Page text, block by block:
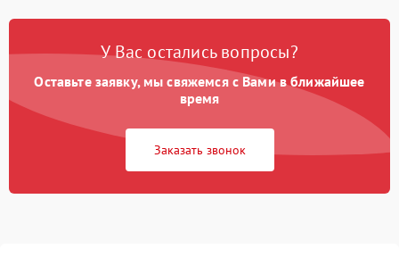
У Вас остались вопросы?
Оставьте заявку, мы свяжемся с Вами в ближайшее
время
Заказать звонок